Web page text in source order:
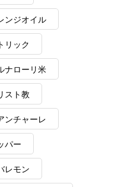
ンジオイル
リック
ナローリ米
スト教
ンチャーレ
パー
レモン